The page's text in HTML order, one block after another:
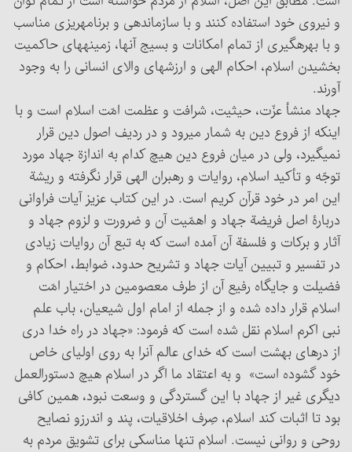
و نیروی خود استفاده کنند و با سازماندهی و برنامه‎ریزی مناسب
و با بهره‎گیری از تمام امکانات و بسیج آنها، زمینه‏های حاکمیت
بخشیدن اسلام، احکام الهی و ارزشهای والای انسانی را به وجود
آورند.
جهاد منشأ عزّت، حیثیت، شرافت و عظمت امّت اسلام است و با
اینکه از فروع دین به شمار می‏رود و در ردیف اصول دین قرار
نمی‏گیرد، ولی در میان فروع دین هیچ کدام به اندازة جهاد مورد
توجّه و تأکید اسلام، روایات و رهبران الهی قرار نگرفته و ریشة
این امر در خود قرآن کریم است. در این کتاب عزیز آیات فراوانی
دربارۀ اصل فریضة جهاد و اهمّیت آن و ضرورت و لزوم جهاد و
آثار و برکات و فلسفة آن آمده است که به تبع آن روایات زیادی
در تفسیر و تبیین آیات جهاد و تشریح حدود، ضوابط، احکام و
فضیلت و جایگاه رفیع آن از طرف معصومین در اختیار امّت
اسلام قرار داده شده و از جمله از امام اول شیعیان، باب علم
نبی اکرم اسلام‏ نقل شده است که فرمود: «جهاد در راه خدا دری
از درهای بهشت است که خدای عالم آن‎را به روی اولیای خاص
خود گشوده است» و به اعتقاد ما اگر در اسلام هیچ دستورالعمل
دیگری غیر از جهاد با این گستردگی و وسعت نبود، همین کافی
بود تا اثبات کند اسلام، صِرف اخلاقیات، پند و اندرزو نصایح
روحی و روانی نیست. اسلام تنها مناسکی ‏برای تشویق مردم به